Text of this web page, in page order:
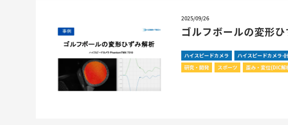
2025/09/26
ゴルフボールの変形
ハイスピードカメラ ハイスピードカメラ-
研究・開発
スポーツ 歪み・変位(DIC解